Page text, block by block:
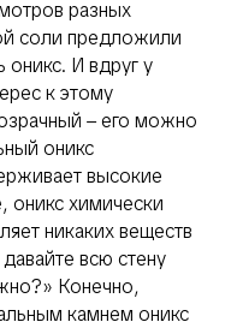
разных
соли предложили
оникс. И вдруг у
к этому
– его можно
оникс
высокие
оникс химически
никаких веществ
всю стену
Конечно,
камнем оникс